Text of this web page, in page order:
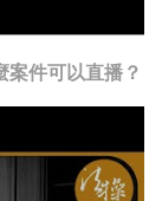
案件可以直播？